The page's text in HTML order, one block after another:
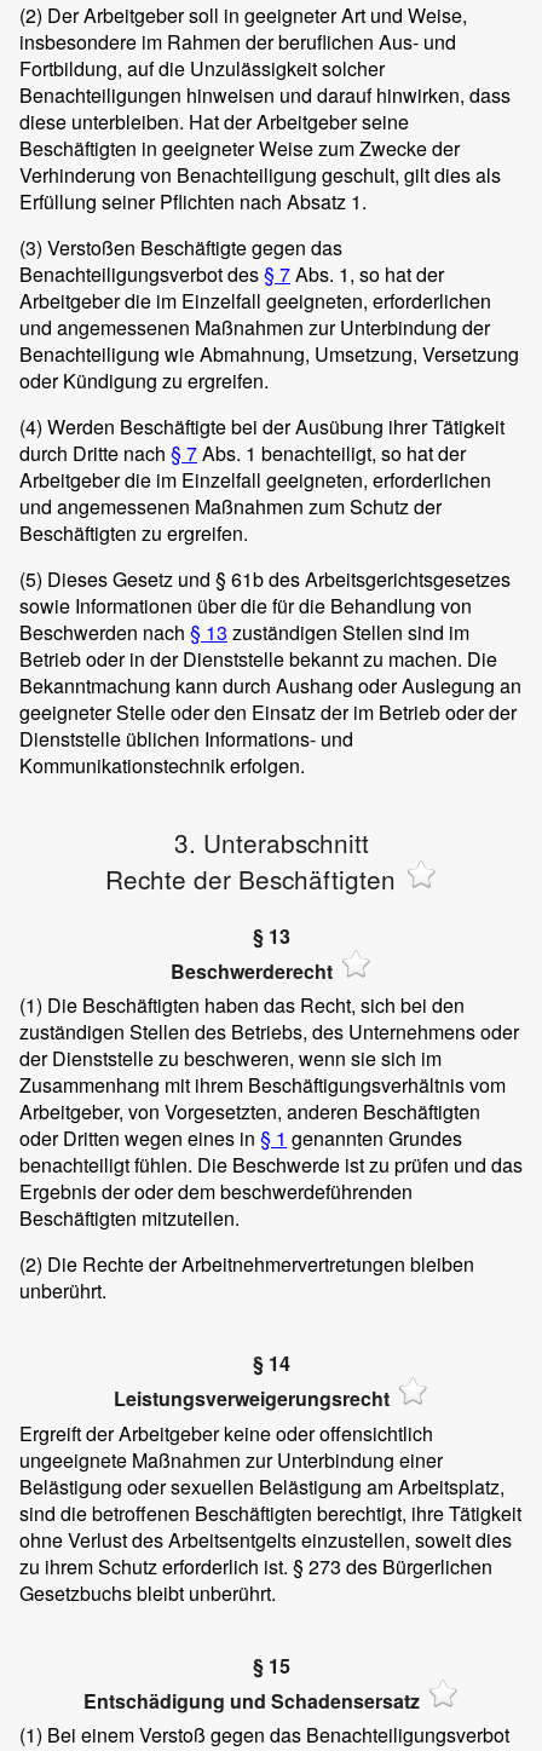
(2) Der Arbeitgeber soll in geeigneter Art und Weise,
insbesondere im Rahmen der beruflichen Aus- und
Fortbildung, auf die Unzulässigkeit solcher
Benachteiligungen hinweisen und darauf hinwirken, dass
diese unterbleiben. Hat der Arbeitgeber seine
Beschäftigten in geeigneter Weise zum Zwecke der
Verhinderung von Benachteiligung geschult, gilt dies als
Erfüllung seiner Pflichten nach Absatz 1.
(3) Verstoßen Beschäftigte gegen das
Benachteiligungsverbot des§ 7Abs. 1, so hat der
Arbeitgeber die im Einzelfall geeigneten, erforderlichen
und angemessenen Maßnahmen zur Unterbindung der
Benachteiligung wie Abmahnung, Umsetzung, Versetzung
oder Kündigung zu ergreifen.
(4) Werden Beschäftigte bei der Ausübung ihrer Tätigkeit
durch Dritte nach § 7Abs. 1 benachteiligt, so hat der
Arbeitgeber die im Einzelfall geeigneten, erforderlichen
und angemessenen Maßnahmen zum Schutz der
Beschäftigten zu ergreifen.
(5) Dieses Gesetz und § 61b des Arbeitsgerichtsgesetzes
sowie Informationen über die für die Behandlung von
Beschwerden nach § 13 zuständigen Stellen sind im
Betrieb oder in der Dienststelle bekannt zu machen. Die
Bekanntmachung kann durch Aushang oder Auslegung an
geeigneter Stelle oder den Einsatz der im Betrieb oder der
Dienststelle üblichen Informations- und
Kommunikationstechnik erfolgen.
3. Unterabschnitt
Rechte der Beschäftigten
§ 13
Beschwerderecht
(1) Die Beschäftigten haben das Recht, sich bei den
zuständigen Stellen des Betriebs, des Unternehmens oder
der Dienststelle zu beschweren, wenn sie sich im
Zusammenhang mit ihrem Beschäftigungsverhältnis vom
Arbeitgeber, von Vorgesetzten, anderen Beschäftigten
oder Dritten wegen eines in § 1 genannten Grundes
benachteiligt fühlen. Die Beschwerde ist zu prüfen und das
Ergebnis der oder dem beschwerdeführenden
Beschäftigten mitzuteilen.
(2) Die Rechte der Arbeitnehmervertretungen bleiben
unberührt.
§ 14
Leistungsverweigerungsrecht
Ergreift der Arbeitgeber keine oder offensichtlich
ungeeignete Maßnahmen zur Unterbindung einer
Belästigung oder sexuellen Belästigung am Arbeitsplatz,
sind die betroffenen Beschäftigten berechtigt, ihre Tätigkeit
ohne Verlust des Arbeitsentgelts einzustellen, soweit dies
zu ihrem Schutz erforderlich ist. § 273 des Bürgerlichen
Gesetzbuchs bleibt unberührt.
§ 15
Entschädigung und Schadensersatz
(1) Bei einem Verstoß gegen das Benachteiligungsverbot